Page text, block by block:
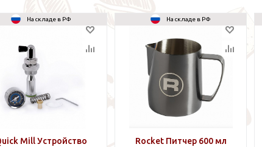
На складе в РФ
Mill Устройство
На складе в РФ
Rocket Питчер 600 мл